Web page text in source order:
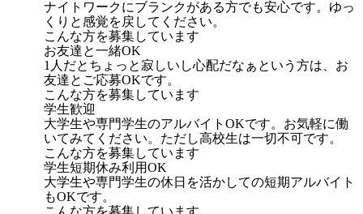
ナイトワークにブランクがある方でも安心です。ゆっ
くりと感覚を戻してください。
こんな方を募集しています
お友達と一緒OK
1人だとちょっと寂しいし心配だなぁという方は、お
友達とご応募OKです。
こんな方を募集しています
学生歓迎
大学生や専門学生のアルバイトOKです。お気軽に働
いてみてください。ただし高校生は一切不可です。
こんな方を募集しています
学生短期休み利用OK
大学生や専門学生の休日を活かしての短期アルバイト
もOKです。
こんな方を募集しています